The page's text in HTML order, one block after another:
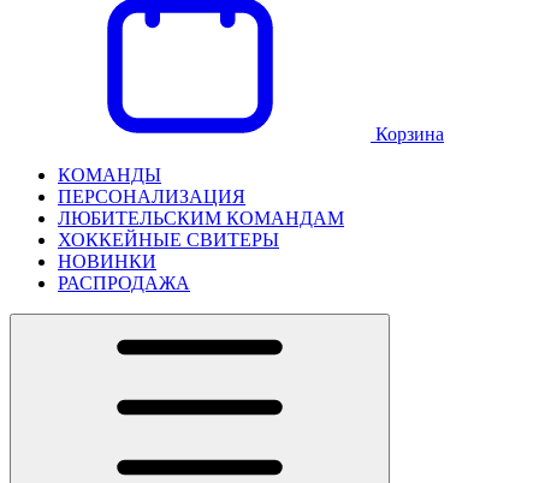
Корзина
КОМАНДЫ
ПЕРСОНАЛИЗАЦИЯ
ЛЮБИТЕЛЬСКИМ КОМАНДАМ
ХОККЕЙНЫЕ СВИТЕРЫ
НОВИНКИ
РАСПРОДАЖА